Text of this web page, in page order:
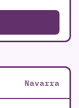
Navarra